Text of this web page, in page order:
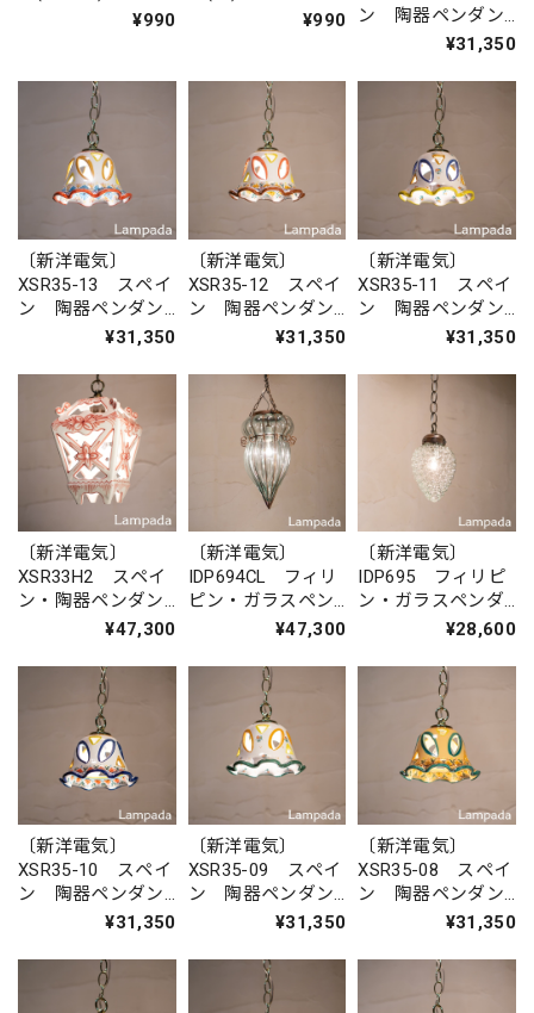
¥990
¥990
ン 陶器ペンダン
¥31,350
〔新洋電気〕
XSR35-13 スペイ
ン 陶器ペンダン
¥31,350
〔新洋電気〕
XSR35-12 スペイ
ン 陶器ペンダン
¥31,350
〔新洋電気〕
XSR35-11 スペイ
ン 陶器ペンダン
¥31,350
〔新洋電気〕
XSR33H2 スペイ
ン・陶器ペンダン
¥47,300
〔新洋電気〕
IDP694CL フィリ
ピン・ガラスペン
ダントライト¥47,300
〔新洋電気〕
IDP695 フィリピ
ン・ガラスペンダ
ントライト¥28,600
〔新洋電気〕
XSR35-10 スペイ
ン 陶器ペンダン
¥31,350
〔新洋電気〕
XSR35-09 スペイ
ン 陶器ペンダン
¥31,350
〔新洋電気〕
XSR35-08 スペイ
ン 陶器ペンダン
¥31,350